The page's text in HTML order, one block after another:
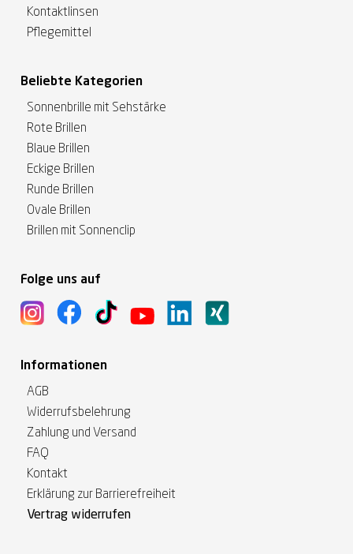
Kontaktlinsen
Pflegemittel
Beliebte Kategorien
Sonnenbrille mit Sehstärke
Rote Brillen
Blaue Brillen
Eckige Brillen
Runde Brillen
Ovale Brillen
Brillen mit Sonnenclip
Folge uns auf
Informationen
AGB
Widerrufsbelehrung
Zahlung und Versand
FAQ
Kontakt
Erklärung zur Barrierefreiheit
Vertrag widerrufen